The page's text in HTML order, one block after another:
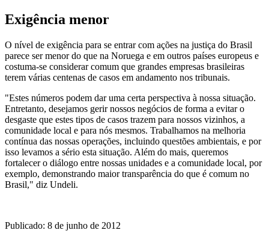
Exigência menor
O nível de exigência para se entrar com ações na justiça do Brasil
parece ser menor do que na Noruega e em outros países europeus e
costuma-se considerar comum que grandes empresas brasileiras
terem várias centenas de casos em andamento nos tribunais.
"Estes números podem dar uma certa perspectiva à nossa situação.
Entretanto, desejamos gerir nossos negócios de forma a evitar o
desgaste que estes tipos de casos trazem para nossos vizinhos, a
comunidade local e para nós mesmos. Trabalhamos na melhoria
contínua das nossas operações, incluindo questões ambientais, e por
isso levamos a sério esta situação. Além do mais, queremos
fortalecer o diálogo entre nossas unidades e a comunidade local, por
exemplo, demonstrando maior transparência do que é comum no
Brasil," diz Undeli.
Publicado: 8 de junho de 2012